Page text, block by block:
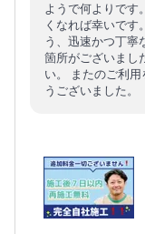
ようで何よりです
くなれば幸いです
う、迅速かつ丁寧
箇所がございまし
い。 またのご利
うございました。